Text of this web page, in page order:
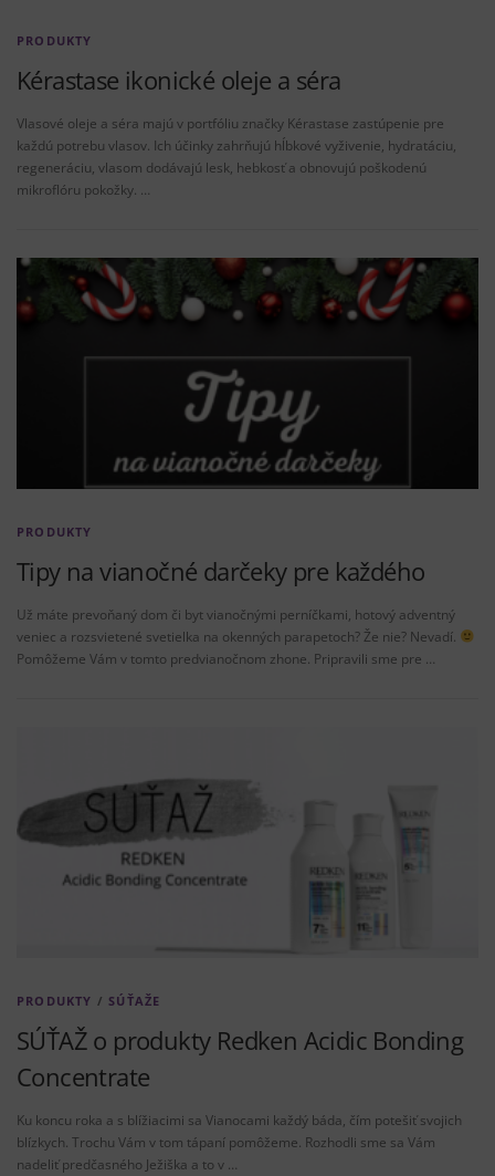
PRODUKTY
Kérastase ikonické oleje a séra
Vlasové oleje a séra majú v portfóliu značky Kérastase zastúpenie pre
každú potrebu vlasov. Ich účinky zahrňujú hĺbkové vyživenie, hydratáciu,
regeneráciu, vlasom dodávajú lesk, hebkosť a obnovujú poškodenú
mikroflóru pokožky. …
PRODUKTY
Tipy na vianočné darčeky pre každého
Už máte prevoňaný dom či byt vianočnými perníčkami, hotový adventný
veniec a rozsvietené svetielka na okenných parapetoch? Že nie? Nevadí.
Pomôžeme Vám v tomto predvianočnom zhone. Pripravili sme pre …
PRODUKTY /SÚŤAŽE
SÚŤAŽ o produkty Redken Acidic Bonding
Concentrate
Ku koncu roka a s blížiacimi sa Vianocami každý báda, čím potešiť svojich
blízkych. Trochu Vám v tom tápaní pomôžeme. Rozhodli sme sa Vám
nadeliť predčasného Ježiška a to v …